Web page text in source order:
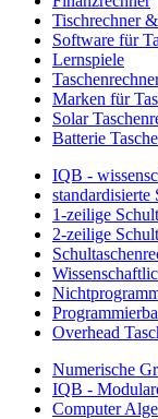
Tischrechner
Software für
Lernspiele
Marken für
Solar
Batterie
IQB -
1-zeilige
2-zeilige
Overhead
Numerische
IQB -
Computer